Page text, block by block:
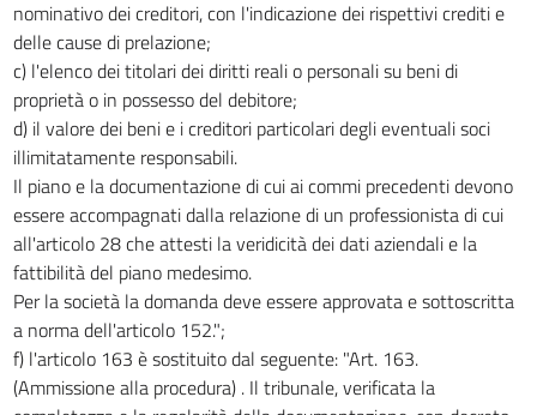
nominativo dei creditori, con l'indicazione dei rispettivi crediti e
delle cause di prelazione;
c) l'elenco dei titolari dei diritti reali o personali su beni di
proprietà o in possesso del debitore;
d) il valore dei beni e i creditori particolari degli eventuali soci
illimitatamente responsabili.
Il piano e la documentazione di cui ai commi precedenti devono
essere accompagnati dalla relazione di un professionista di cui
all'articolo 28 che attesti la veridicità dei dati aziendali e la
fattibilità del piano medesimo.
Per la società la domanda deve essere approvata e sottoscritta
a norma dell'articolo 152.";
f) l'articolo 163 è sostituito dal seguente: "Art. 163.
(Ammissione alla procedura) . Il tribunale, verificata la